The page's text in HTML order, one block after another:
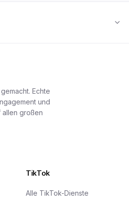
Echte
und
allen großen
TikTok
Alle TikTok-Dienste